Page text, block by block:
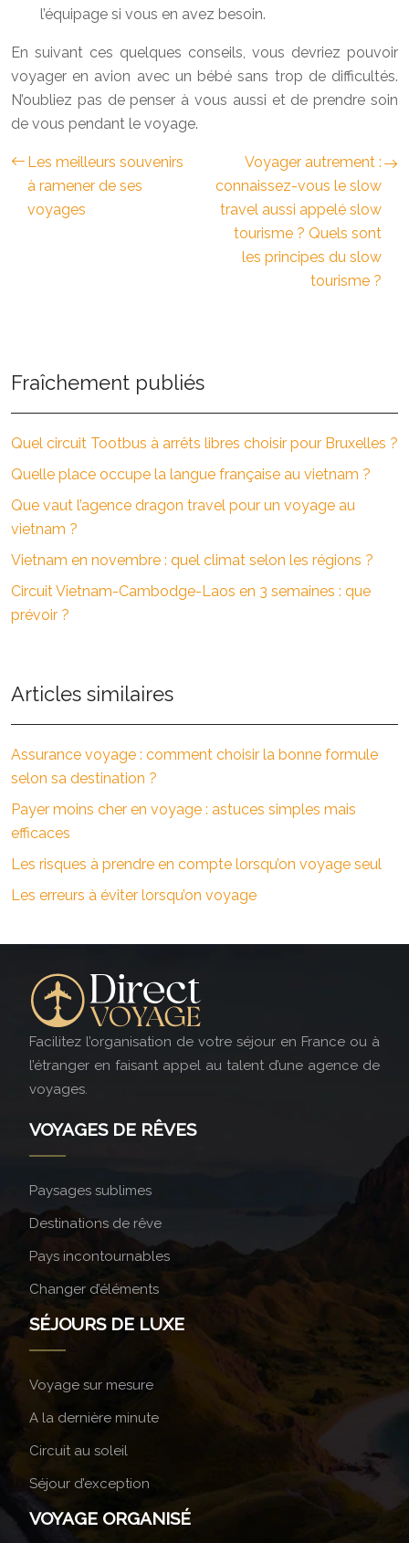
l’équipage si vous en avez besoin.
En suivant ces quelques conseils, vous devriez pouvoir
voyager en avion avec un bébé sans trop de difficultés.
N’oubliez pas de penser à vous aussi et de prendre soin
de vous pendant le voyage.
Les meilleurs souvenirs
à ramener de ses
voyages
Voyager autrement :
connaissez-vous le slow
travel aussi appelé slow
tourisme ? Quels sont
les principes du slow
tourisme ?
Fraîchement publiés
Quel circuit Tootbus à arrêts libres choisir pour Bruxelles ?
Quelle place occupe la langue française au vietnam ?
Que vaut l’agence dragon travel pour un voyage au
vietnam ?
Vietnam en novembre : quel climat selon les régions ?
Circuit Vietnam-Cambodge-Laos en 3 semaines : que
prévoir ?
Articles similaires
Assurance voyage : comment choisir la bonne formule
selon sa destination ?
Payer moins cher en voyage : astuces simples mais
efficaces
Les risques à prendre en compte lorsqu’on voyage seul
Les erreurs à éviter lorsqu’on voyage
Facilitez l’organisation de votre séjour en France ou à
l’étranger en faisant appel au talent d’une agence de
voyages.
VOYAGES DE RÊVES
Paysages sublimes
Destinations de rêve
Pays incontournables
Changer d’éléments
SÉJOURS DE LUXE
Voyage sur mesure
A la dernière minute
Circuit au soleil
Séjour d’exception
VOYAGE ORGANISÉ